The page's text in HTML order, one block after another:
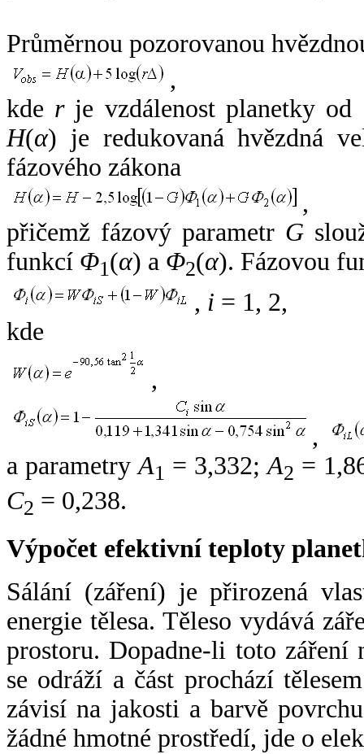
Průměrnou pozorovanou
,
kde rje vzdálenost planetky od
H(α) je redukovaná hvězdná
fázového zákona
,
přičemž fázový parametr G
funkcí Φ1(α) a Φ2(α). Fázovou
, i = 1, 2,
kde
,
,
a parametryA1 = 3,332;A2 =
C2 = 0,238.
Výpočet efektivní teploty
Sálání (záření) je přirozená
energie tělesa. Těleso vydává
prostoru. Dopadne-li toto záření
se odráží a část prochází
závisí na jakosti a barvě
žádné hmotné prostředí, jde o